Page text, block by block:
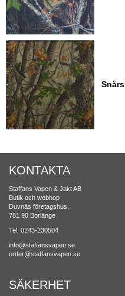
KONTAKTA
Staffans Vapen & Jakt AB
Butik och webhop
Duvnäs företagshus,
781 90 Borlänge
Tel: 0243-230504
info@staffansvapen.se
order@staffansvapen.se
SÄKERHET